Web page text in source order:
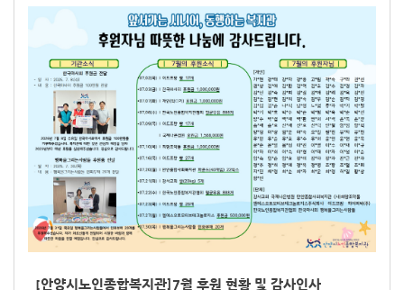
[안양시노인종합복지관]7월 후원 현황 및 감사인사